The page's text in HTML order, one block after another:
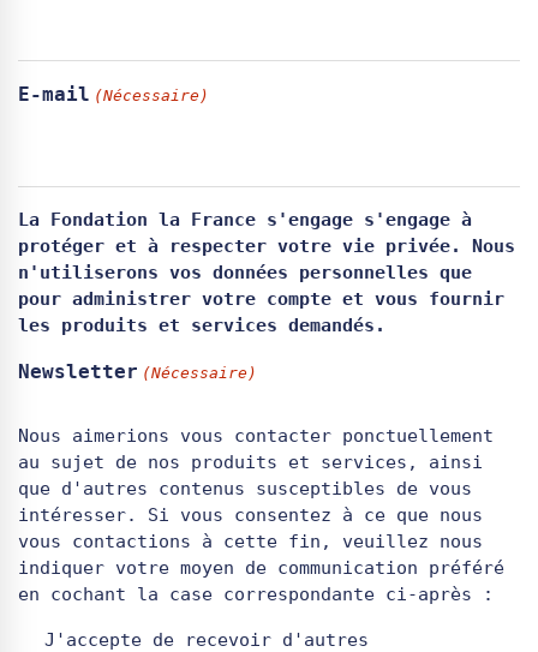
E-mail (Nécessaire)
La Fondation la France s'engage s'engage à
protéger et à respecter votre vie privée. Nous
n'utiliserons vos données personnelles que
pour administrer votre compte et vous fournir
les produits et services demandés.
Newsletter (Nécessaire)
Nous aimerions vous contacter ponctuellement
au sujet de nos produits et services, ainsi
que d'autres contenus susceptibles de vous
intéresser. Si vous consentez à ce que nous
vous contactions à cette fin, veuillez nous
indiquer votre moyen de communication préféré
en cochant la case correspondante ci-après :
J'accepte de recevoir d'autres